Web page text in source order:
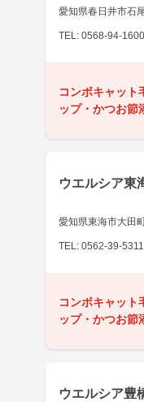
愛知県春日井市石
TEL: 0568-94-1600
コンボキャット
ップ・かつお節
ウエルシア東
愛知県東海市大田
TEL: 0562-39-5311
コンボキャット
ップ・かつお節
ウエルシア豊